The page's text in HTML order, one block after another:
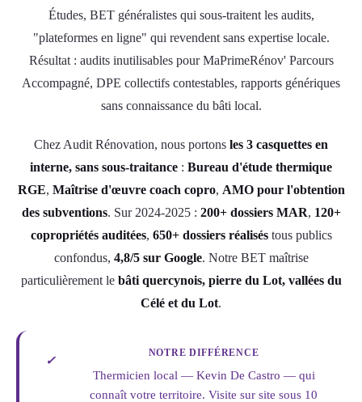
Études, BET généralistes qui sous-traitent les audits,
"plateformes en ligne" qui revendent sans expertise locale.
Résultat : audits inutilisables pour MaPrimeRénov' Parcours
Accompagné, DPE collectifs contestables, rapports génériques
sans connaissance du bâti local.
Chez Audit Rénovation, nous portons les 3 casquettes en
interne, sans sous-traitance : Bureau d'étude thermique
RGE, Maîtrise d'œuvre coach copro, AMO pour l'obtention
des subventions. Sur 2024-2025 : 200+ dossiers MAR, 120+
copropriétés auditées, 650+ dossiers réaliséstous publics
confondus, 4,8/5 sur Google. Notre BET maîtrise
particulièrement le bâti quercynois, pierre du Lot, vallées du
Célé et du Lot.
✓
NOTRE DIFFÉRENCE
Thermicien local — Kevin De Castro — qui
connaît votre territoire. Visite sur site sous 10